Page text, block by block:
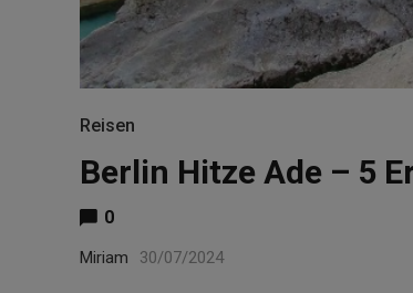
Reisen
Berlin Hitze Ade – 5
0
Miriam 30/07/2024